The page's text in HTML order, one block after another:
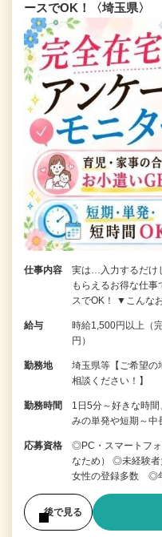
ースでOK！〈埼玉県〉
仕事内容
実は…入力するだけ
もらえるお得な仕
スでOK！ ▼こんな
給与
時給1,500円以上（
円）
勤務地
埼玉県等【ご希望
相談ください！】
勤務時間
1日5分～好きな時
みの単発や短期～
応募資格
◎PC・スマートフ
なため） ◎未経験
女性の登録多数 ◎
後で見る